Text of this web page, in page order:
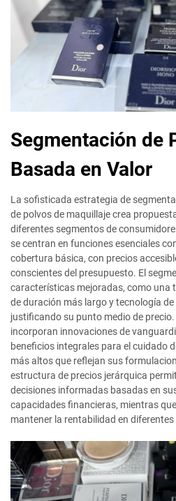
Segmentación de
Basada en Valor
La sofisticada estrategia de
de polvos de maquillaje crea
diferentes segmentos de
se centran en funciones esenciales
cobertura básica, con precios
conscientes del presupuesto. El
características mejoradas, como una
de duración más largo y tecnología
justificando su punto medio de
incorporan innovaciones de
beneficios integrales para el cuidado
más altos que reflejan sus
estructura de precios jerárquica
decisiones informadas basadas en
capacidades financieras, mientras
mantener la rentabilidad en